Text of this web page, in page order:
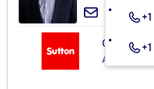
GROUPE
Agence